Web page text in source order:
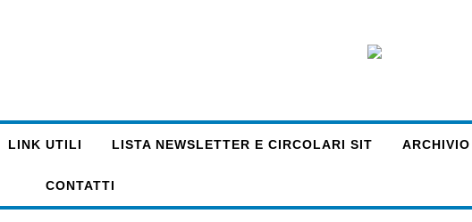
LINK UTILI LISTA NEWSLETTER E CIRCOLARI SIT
CONTATTI